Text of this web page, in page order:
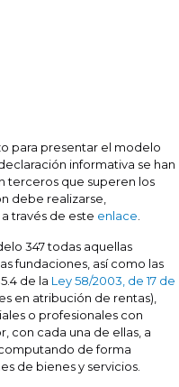
para presentar el modelo
informativa se han
terceros que superen los
debe realizarse,
través de este enlace
347 todas aquellas
fundaciones, así como las
de la Ley 58/2003, de 17 de
en atribución de rentas),
o profesionales con
con cada una de ellas, a
de forma
de bienes y servicios.